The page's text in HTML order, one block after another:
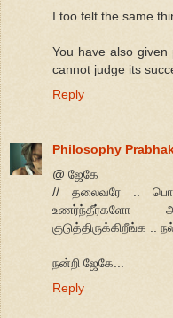
I too felt the same
You have also
cannot judge its
Reply
Philosophy
@ ஜேகே
// தலைவரே ..
உணர்ந்தீர்களோ
குடுத்திருக்கிறீங்க ..
நன்றி ஜேகே...
Reply